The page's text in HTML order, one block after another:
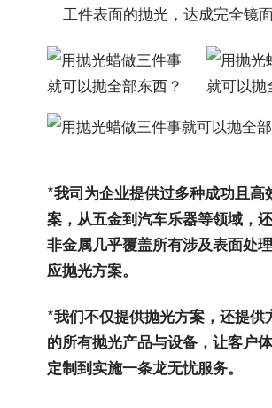
工件表面的抛光，达成完全镜面
*我司为企业提供过多种成功且高
案，从五金到汽车乐器等领域，
非金属几乎覆盖所有涉及表面处
应抛光方案。
*我们不仅提供抛光方案，还提供
的所有抛光产品与设备，让客户
定制到实施一条龙无忧服务。